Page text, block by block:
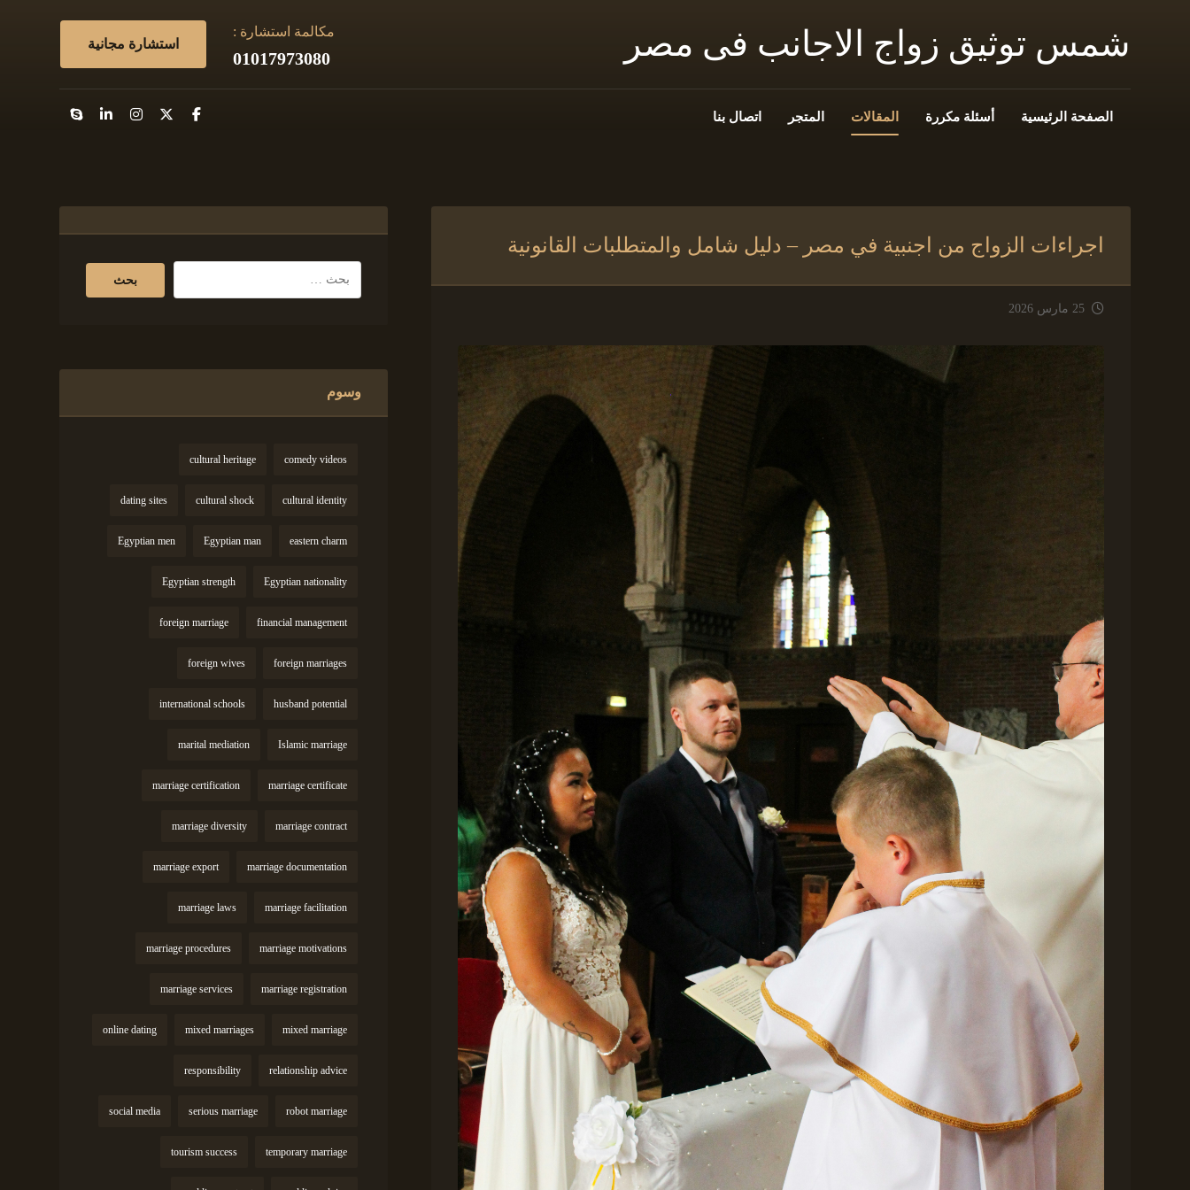
شمس توثيق زواج الاجانب فى مصر استشارة مجانية
مكالمة استشارة :
01017973080
الصفحة الرئيسية أسئلة مكررة المقالات المتجر اتصال بنا
اجراءات الزواج من اجنبية في مصر – دليل شامل والمتطلبات القانونية
25 مارس 2026
وسوم
comedy videos
cultural heritage
cultural identity
cultural shock
dating sites
eastern charm
Egyptian man
Egyptian men
Egyptian nationality
Egyptian strength
financial management
foreign marriage
foreign marriages
foreign wives
husband potential
international schools
Islamic marriage
marital mediation
marriage certificate
marriage certification
marriage contract
marriage diversity
marriage documentation
marriage export
marriage facilitation
marriage laws
marriage motivations
marriage procedures
marriage registration
marriage services
mixed marriage
mixed marriages
online dating
relationship advice
responsibility
robot marriage
serious marriage
social media
temporary marriage
tourism success